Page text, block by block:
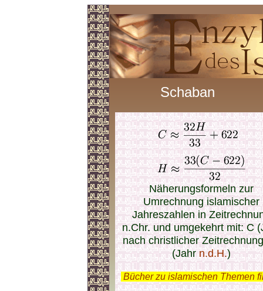
Schaban
Näherungsformeln zur
Umrechnung islamischer
Jahreszahlen in
n.Chr. und umgekehrt mit: C
nach christlicher
(Jahrn.d.H.)
Bücher zu islamischen Themen